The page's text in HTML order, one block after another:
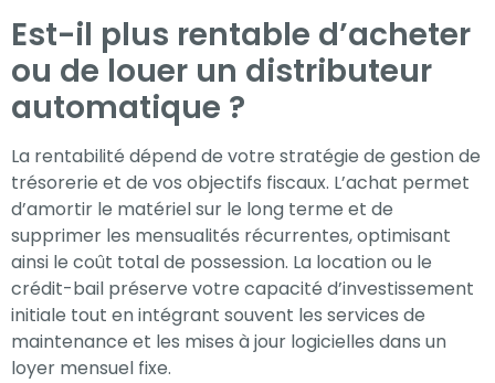
Est-il plus rentable d’acheter
ou de louer un distributeur
automatique ?
La rentabilité dépend de votre stratégie de gestion de
trésorerie et de vos objectifs fiscaux. L’achat permet
d’amortir le matériel sur le long terme et de
supprimer les mensualités récurrentes, optimisant
ainsi le coût total de possession. La location ou le
crédit-bail préserve votre capacité d’investissement
initiale tout en intégrant souvent les services de
maintenance et les mises à jour logicielles dans un
loyer mensuel fixe.